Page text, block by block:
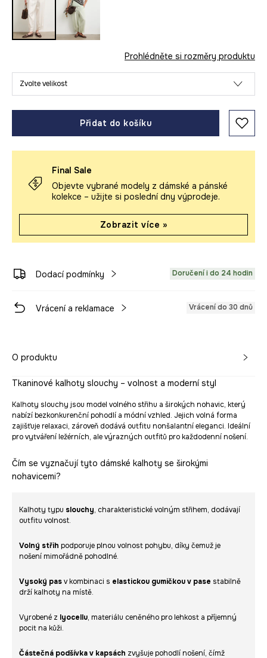
Prohlédněte si rozměry produktu
Zvolte velikost
Přidat do košíku
Final Sale
Objevte vybrané modely z dámské a pánské
kolekce – užijte si poslední dny výprodeje.
Zobrazit více »
Dodací podmínky Doručení i do 24 hodin
Vrácení a reklamace Vrácení do 30 dnů
O produktu
Tkaninové kalhoty slouchy – volnost a moderní styl
Kalhoty slouchy jsou model volného střihu a širokých nohavic, který
nabízí bezkonkurenční pohodlí a módní vzhled. Jejich volná forma
zajišťuje relaxaci, zároveň dodává outfitu nonšalantní eleganci. Ideální
pro vytváření ležérních, ale výrazných outfitů pro každodenní nošení.
Čím se vyznačují tyto dámské kalhoty se širokými
nohavicemi?
Kalhoty typu slouchy, charakteristické volným střihem, dodávají
outfitu volnost.
Volný střih podporuje plnou volnost pohybu, díky čemuž je
nošení mimořádně pohodlné.
Vysoký pasv kombinaci s elastickou gumičkou v pase stabilně
drží kalhoty na místě.
Vyrobené z lyocellu, materiálu ceněného pro lehkost a příjemný
pocit na kůži.
Částečná podšívka v kapsách zvyšuje pohodlí nošení, čímž